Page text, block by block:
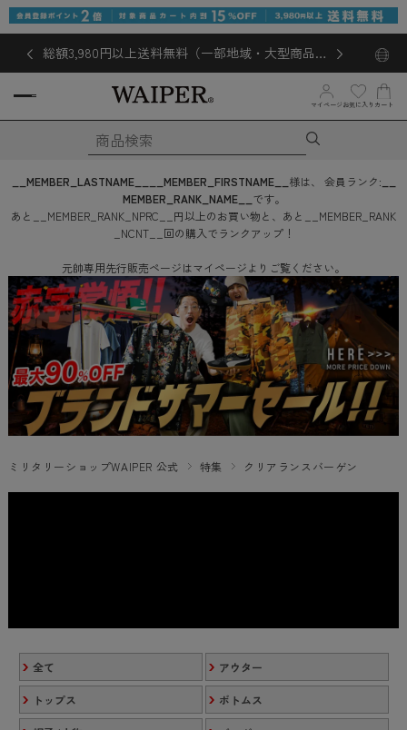
総額3,980円以上送料無料（一部地域・大型商品対
マイページ お気に入り カート
__MEMBER_LASTNAME__ __MEMBER_FIRSTNAME__ 様は、 会員ランク:
MEMBER_RANK_NAME__ です。
あと
__MEMBER_RANK_NPRC__ 円以上のお買い物と、あと
__MEMBER_RANK
_NCNT__ 回の購入でランクアップ！
元帥専用先行販売ページはマイページよりご覧ください。
ミリタリーショップWAIPER 公式 特集 クリアランスバーゲン
全て アウター
トップス ボトムス